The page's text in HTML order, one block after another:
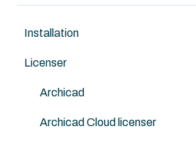
Installation
Archicad
BIMcloud
Nordic Tools
Licenser
Archicad
Archicad Cloud licenser